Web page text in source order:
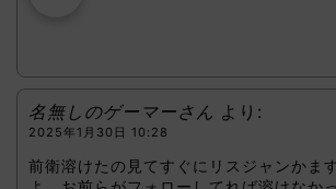
名無しのゲーマーさん より:
2025年1月30日 10:28
前衛溶けたの見てすぐにリスジャンかま